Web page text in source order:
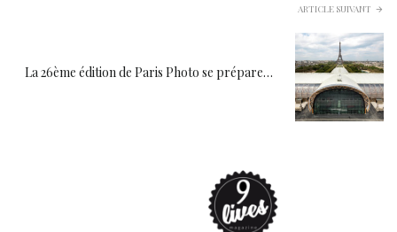
ARTICLE SUIVANT
La 26ème édition de Paris Photo se prépare…